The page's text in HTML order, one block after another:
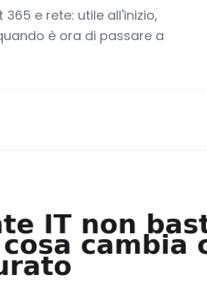
e rete: utile all'inizio,
è ora di passare a